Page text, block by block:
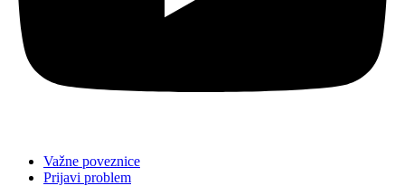
Važne poveznice
Prijavi problem